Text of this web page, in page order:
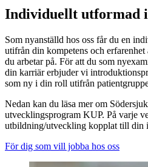
Individuellt utformad
Som nyanställd hos oss får du en
utifrån din kompetens och erfarenhet
du arbetar på. För att du som
din karriär erbjuder vi
som ny i din roll utifrån
Nedan kan du läsa mer om
utvecklingsprogram KUP. På varje
utbildning/utveckling kopplat till din
För dig som vill jobba hos oss